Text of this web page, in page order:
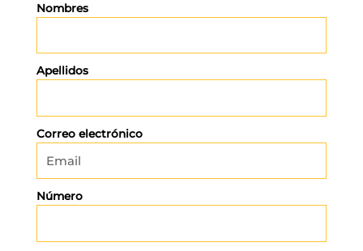
Nombres
Apellidos
Correo electrónico
Número